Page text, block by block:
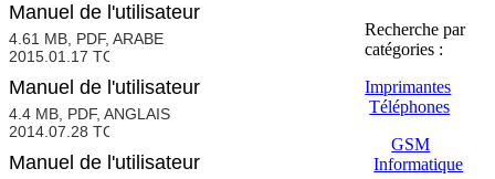
Manuel de l'utilisateur
4.61 MB, PDF, ARABE
2015.01.17
Manuel de l'utilisateur
4.4 MB, PDF, ANGLAIS
2014.07.28
Manuel de l'utilisateur
Recherche par
catégories :
Imprimantes
Téléphones
GSM
Informatique